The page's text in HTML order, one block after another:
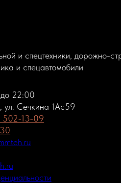
и спецтехники, дорожно-
и спецавтомобили
22:00
ул. Сечкина 1Ас59
502-13-09